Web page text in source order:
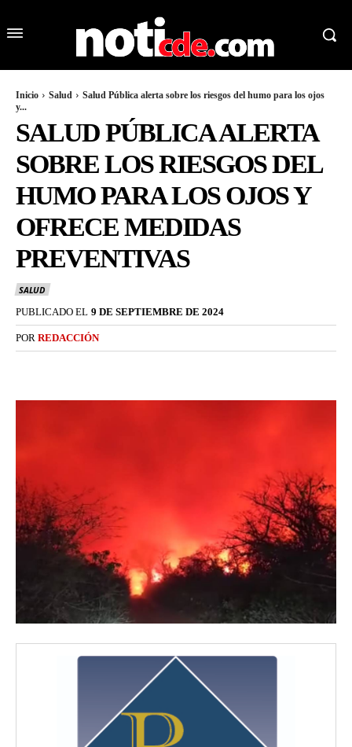
Inicio Salud
Salud Pública alerta sobre los riesgos del humo para los ojos
y...
SALUD PÚBLICA ALERTA
SOBRE LOS RIESGOS DEL
HUMO PARA LOS OJOS Y
OFRECE MEDIDAS
PREVENTIVAS
SALUD
PUBLICADO EL 9 DE SEPTIEMBRE DE 2024
POR REDACCIÓN